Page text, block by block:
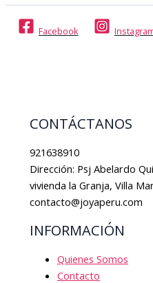
Facebook
CONTÁCTANOS
921638910
Dirección: Psj Abelardo
vivienda la Granja, Villa
contacto@joyaperu.com
INFORMACIÓN
Quienes Somos
Contacto